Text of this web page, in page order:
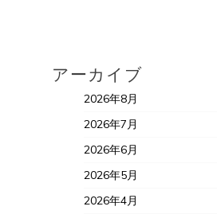
アーカイブ
2026年8月
2026年7月
2026年6月
2026年5月
2026年4月